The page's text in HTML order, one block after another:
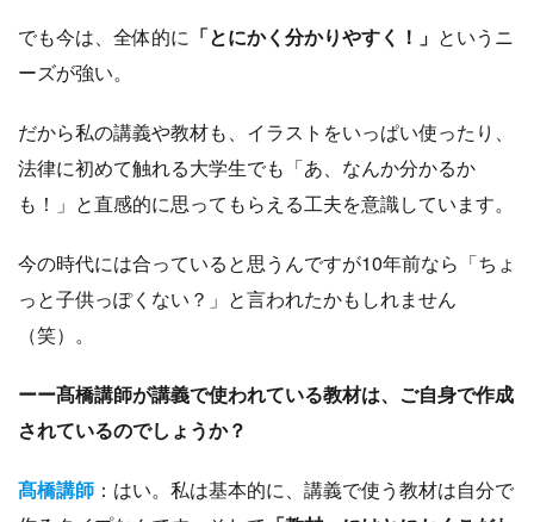
でも今は、全体的に 「とにかく分かりやすく！」 というニ
ーズが強い。
だから私の講義や教材も、イラストをいっぱい使ったり、
法律に初めて触れる大学生でも「あ、なんか分かるか
も！」と直感的に思ってもらえる工夫を意識しています。
今の時代には合っていると思うんですが10年前なら「ちょ
っと子供っぽくない？」と言われたかもしれません
（笑）。
ーー髙橋講師が講義で使われている教材は、ご自身で作成
されているのでしょうか？
髙橋講師 ：はい。私は基本的に、講義で使う教材は自分で